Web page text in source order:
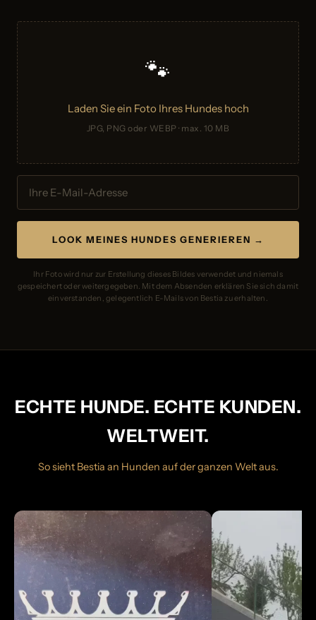
🐾
Laden Sie ein Foto Ihres Hundes hoch
JPG, PNG oder WEBP · max. 10 MB
LOOK MEINES HUNDES GENERIEREN →
Ihr Foto wird nur zur Erstellung dieses Bildes verwendet und niemals
gespeichert oder weitergegeben. Mit dem Absenden erklären Sie sich damit
einverstanden, gelegentlich E-Mails von Bestia zu erhalten.
ECHTE HUNDE. ECHTE KUNDEN.
WELTWEIT.
So sieht Bestia an Hunden auf der ganzen Welt aus.